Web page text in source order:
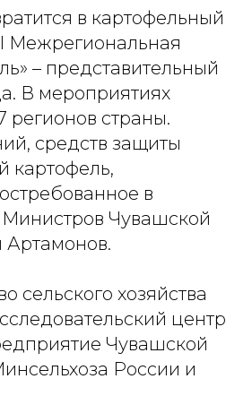
в картофельный
Межрегиональная
– представительный
В мероприятиях
регионов страны.
средств защиты
картофель,
в
Чувашской
Артамонов.
сельского хозяйства
центр
Чувашской
России и